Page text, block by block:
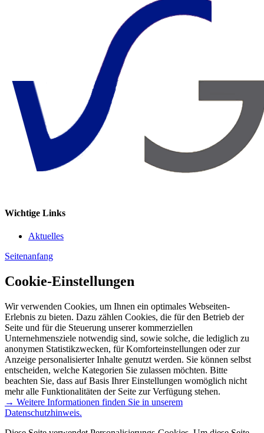
Wichtige Links
Aktuelles
Seitenanfang
Cookie-Einstellungen
Wir verwenden Cookies, um Ihnen ein optimales Webseiten-
Erlebnis zu bieten. Dazu zählen Cookies, die für den Betrieb der
Seite und für die Steuerung unserer kommerziellen
Unternehmensziele notwendig sind, sowie solche, die lediglich zu
anonymen Statistikzwecken, für Komforteinstellungen oder zur
Anzeige personalisierter Inhalte genutzt werden. Sie können selbst
entscheiden, welche Kategorien Sie zulassen möchten. Bitte
beachten Sie, dass auf Basis Ihrer Einstellungen womöglich nicht
mehr alle Funktionalitäten der Seite zur Verfügung stehen.
→ Weitere Informationen finden Sie in unserem
Datenschutzhinweis.